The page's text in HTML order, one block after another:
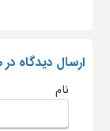
ارسال دیدگاه
نام